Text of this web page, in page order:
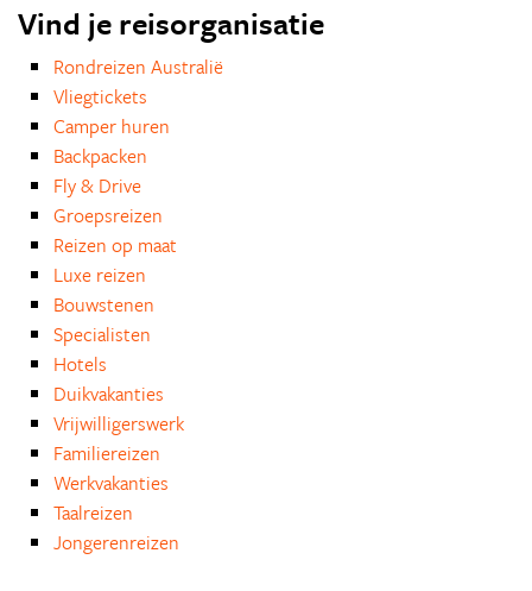
Vind je reisorganisatie
Rondreizen Australië
Vliegtickets
Camper huren
Backpacken
Fly & Drive
Groepsreizen
Reizen op maat
Luxe reizen
Bouwstenen
Specialisten
Hotels
Duikvakanties
Vrijwilligerswerk
Familiereizen
Werkvakanties
Taalreizen
Jongerenreizen